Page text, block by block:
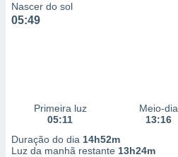
Nascer do sol
05:49
Primeira luz
05:11
Meio-dia
13:16
Duração do dia 14h52m
Luz da manhã restante 13h24m